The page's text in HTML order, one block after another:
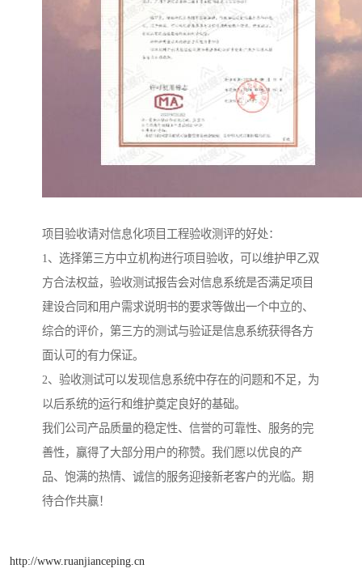
项目验收请对信息化项目工程验收测评的好处：
1、选择第三方中立机构进行项目验收，可以维护甲乙双
方合法权益，验收测试报告会对信息系统是否满足项目
建设合同和用户需求说明书的要求等做出一个中立的、
综合的评价，第三方的测试与验证是信息系统获得各方
面认可的有力保证。
2、验收测试可以发现信息系统中存在的问题和不足，为
以后系统的运行和维护奠定良好的基础。
我们公司产品质量的稳定性、信誉的可靠性、服务的完
善性，赢得了大部分用户的称赞。我们愿以优良的产
品、饱满的热情、诚信的服务迎接新老客户的光临。期
待合作共赢！
http://www.ruanjianceping.cn